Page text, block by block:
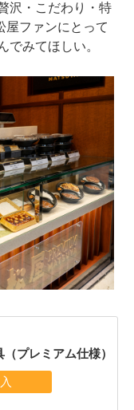
沢・こだわり・特
屋ファンにとって
でみてほしい。
プレミアム仕様）